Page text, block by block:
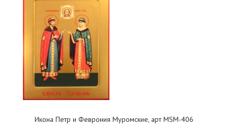
Икона Петр и Феврония Муромские, арт MSM-406